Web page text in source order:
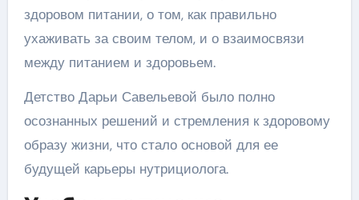
здоровом питании, о том, как правильно
ухаживать за своим телом, и о взаимосвязи
между питанием и здоровьем.
Детство Дарьи Савельевой было полно
осознанных решений и стремления к здоровому
образу жизни, что стало основой для ее
будущей карьеры нутрициолога.